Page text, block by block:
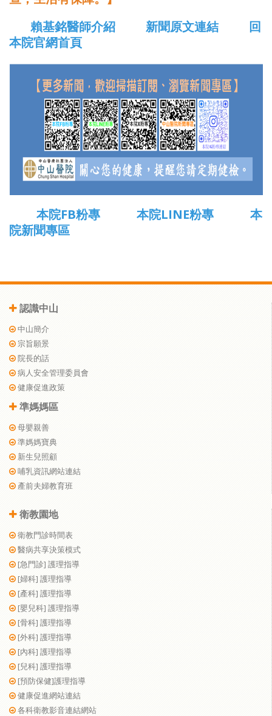
賴基銘醫師介紹
新聞原文連結
回
本院官網首頁
本院FB粉專 本院LINE粉專
本
院新聞專區
認識中山
中山簡介
宗旨願景
院長的話
病人安全管理委員會
健康促進政策
準媽媽區
母嬰親善
準媽媽寶典
新生兒照顧
哺乳資訊網站連結
產前夫婦教育班
衛教園地
衛教門診時間表
醫病共享決策模式
[急門診] 護理指導
[婦科] 護理指導
[產科] 護理指導
[嬰兒科] 護理指導
[骨科] 護理指導
[外科] 護理指導
[內科] 護理指導
[兒科] 護理指導
[預防保健]護理指導
健康促進網站連結
各科衛教影音連結網站